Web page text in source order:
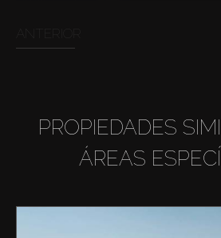
PROPIEDADES
ÁREAS